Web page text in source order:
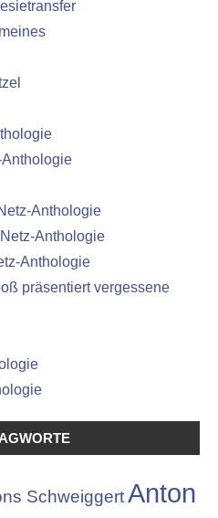
Anthologie
Anthologie
Anthologie
präsentiert vergessene
SchweiggertAnton